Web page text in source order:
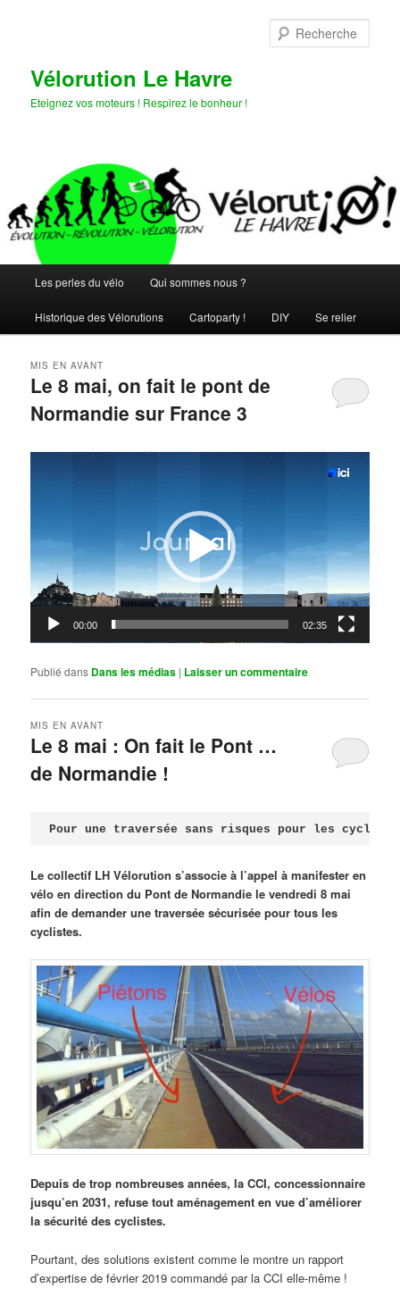
Vélorution Le Havre
Eteignez vos moteurs ! Respirez le bonheur !
principal
Les perles du vélo Qui sommes nous ?
Historique des Vélorutions Cartoparty ! DIY Se relier
Le 8 mai, on fait le pont de
Normandie sur France 3
MIS EN AVANT
00:00 02:35
Publié dans Dans les médias | Laisser un commentaire
Le 8 mai : On fait le Pont …
de Normandie !
MIS EN AVANT
Pour une traversée sans risques pour les
Le collectif LH Vélorution s’associe à l’appel à manifester en
vélo en direction du Pont de Normandie le vendredi 8 mai
afin de demander une traversée sécurisée pour tous les
cyclistes.
Depuis de trop nombreuses années, la CCI, concessionnaire
jusqu’en 2031, refuse tout aménagement en vue d’améliorer
la sécurité des cyclistes.
Pourtant, des solutions existent comme le montre un rapport
d’expertise de février 2019 commandé par la CCI elle-même !